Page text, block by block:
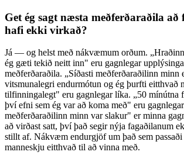
Get ég sagt næsta meðferðaraðila
hafi ekki virkað?
Já — og helst með nákvæmum orðum.
ég gæti tekið neitt inn" eru gagnlegar
meðferðaraðila. „Síðasti meðferðaraðilinn minn
vitsmunalegri endurmótun og ég þurfti eitthvað
tilfinningalegt" eru gagnlegar líka. „50 mínútna
því efni sem ég var að koma með" eru
meðferðaraðilinn minn var slakur" er minna
að virðast satt, því það segir nýja fagaðilanum
stillt af. Nákvæm endurgjöf um það sem
manneskju eitthvað til að vinna með.